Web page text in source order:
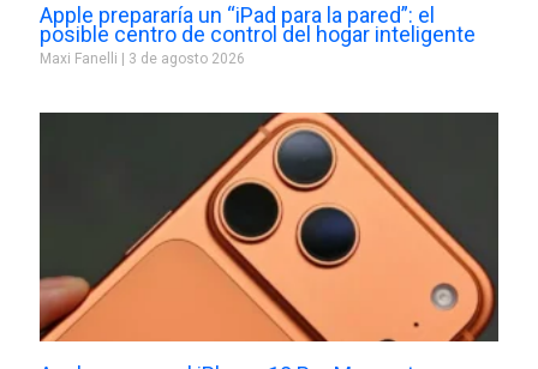
Apple prepararía un “iPad para la pared”: el
posible centro de control del hogar inteligente
Maxi Fanelli 3 de agosto 2026